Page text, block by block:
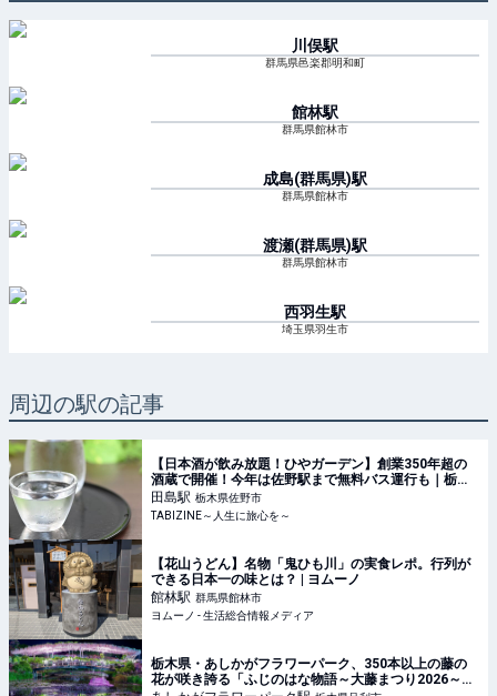
川俣駅
群馬県邑楽郡明和町
館林駅
群馬県館林市
成島(群馬県)駅
群馬県館林市
渡瀬(群馬県)駅
群馬県館林市
西羽生駅
埼玉県羽生市
周辺の駅の記事
【日本酒が飲み放題！ひやガーデン】創業350年超の
酒蔵で開催！今年は佐野駅まで無料バス運行も｜栃木
県 | TABIZINE～人生に旅心を～
田島駅 栃木県佐野市
TABIZINE～人生に旅心を～
【花山うどん】名物「鬼ひも川」の実食レポ。行列が
できる日本一の味とは？ | ヨムーノ
館林駅 群馬県館林市
ヨムーノ - 生活総合情報メディア
栃木県・あしかがフラワーパーク、350本以上の藤の
花が咲き誇る「ふじのはな物語～大藤まつり2026～」